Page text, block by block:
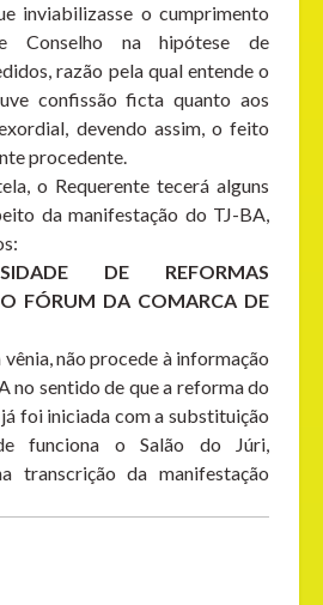
inviabilizasse o cumprimento
Conselho na hipótese de
razão pela qual entende o
confissão ficta quanto aos
devendo assim, o feito
procedente.
tecerá alguns
da manifestação do TJ-BA,
DE REFORMAS
FÓRUM DA COMARCA DE
não procede à informação
no sentido de que a reforma do
foi iniciada com a substituição
funciona o Salão do Júri,
transcrição da manifestação